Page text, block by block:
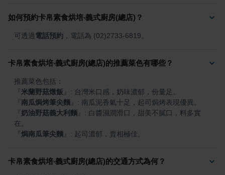
如何預約卡帛素食烘培‧義式廚房(總店)？
可透過電話預約 ，電話為 (02)2733-6819。
卡帛素食烘培‧義式廚房(總店)的推薦菜色有哪些？
米蘭野菇燉飯
南瓜焗烤筆尖麵
奶油野菇義大利麵
: 白醬濕潤滑口，甜美不膩口，料多實
焗南瓜筆尖麵 : 起司濃郁，賣相極佳。
卡帛素食烘培‧義式廚房(總店)的交通方式為何？